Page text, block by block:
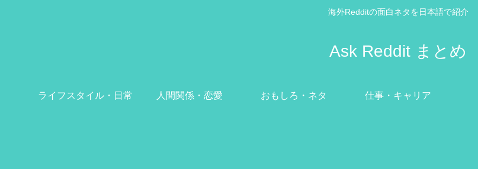
海外Redditの面白ネタを日本語で紹介
Ask Reddit まとめ
ライフスタイル・日常 人間関係・恋愛 おもしろ・ネタ 仕事・キャリア